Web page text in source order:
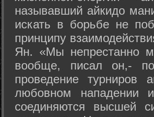
называвший айкидо
искать в борьбе не
принципу
Ян. «Мы непрестанно
вообще, писал он,-
проведение турниров
любовном нападении
соединяются высшей